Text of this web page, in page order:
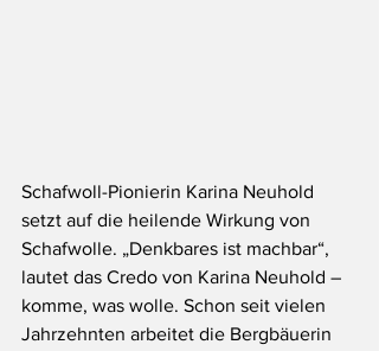
Schafwoll-Pionierin Karina Neuhold
setzt auf die heilende Wirkung von
Schafwolle. „Denkbares ist machbar“,
lautet das Credo von Karina Neuhold –
komme, was wolle. Schon seit vielen
Jahrzehnten arbeitet die Bergbäuerin